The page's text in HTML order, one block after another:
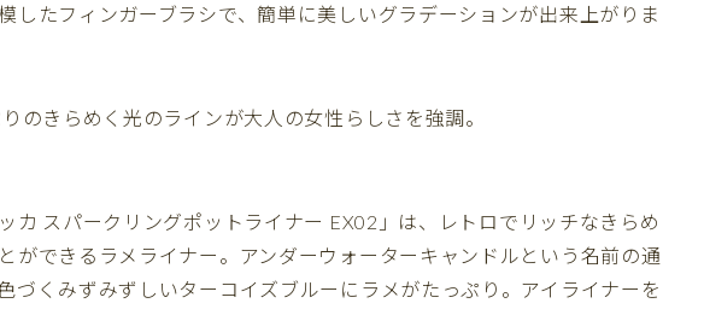
したフィンガーブラシで、簡単に美しいグラデーションが出来上がりま
のきらめく光のラインが大人の女性らしさを強調。
カ スパークリングポットライナー EX02」は、レトロでリッチなきらめ
ができるラメライナー。アンダーウォーターキャンドルという名前の通
づくみずみずしいターコイズブルーにラメがたっぷり。アイライナーを